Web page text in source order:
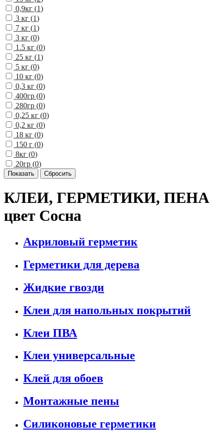
0,9кг (1)
3 кг (1)
7 кг (1)
3 кг (0)
1.5 кг (0)
25 кг (1)
5 кг (0)
10 кг (0)
0,3 кг (0)
400гр (0)
280гр (0)
0,25 кг (0)
0,2 кг (0)
18 кг (0)
150 г (0)
8кг (0)
20гр (0)
КЛЕИ, ГЕРМЕТИКИ, ПЕНА
цвет Сосна
Акриловый герметик
Герметики для дерева
Жидкие гвозди
Клеи для напольных покрытий
Клеи ПВА
Клеи универсальные
Клей для обоев
Монтажные пены
Силиконовые герметики